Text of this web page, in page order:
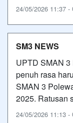
24/05/2026 11:37 -
SM3 NEWS
UPTD SMAN
penuh rasa
SMAN 3
2025. Ratusan
24/05/2026 11:13 -